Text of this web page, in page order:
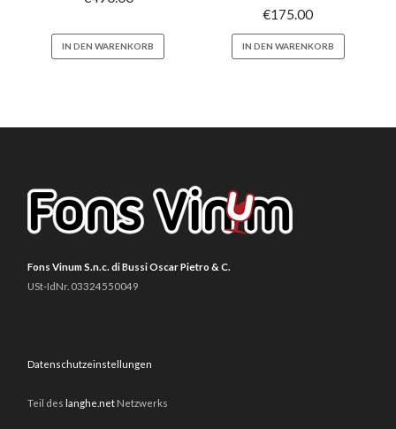
IN DEN WARENKORB
€175.00
IN DEN WARENKORB
Fons Vinum S.n.c. di Bussi Oscar Pietro & C.
USt-IdNr. 03324550049
Datenschutzeinstellungen
Teil deslanghe.net Netzwerks